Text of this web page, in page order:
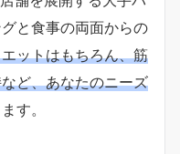
と食事の両面からの
ットはもちろん、筋
ど、あなたのニーズ
す。